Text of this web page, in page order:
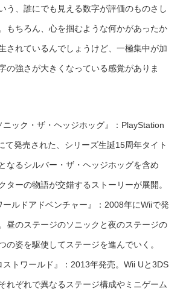
う、誰にでも見える数字が評価のものさし
もちろん、心を掴むような何かがあったか
されているんでしょうけど、一極集中が加
の強さが大きくなっている感覚がありま
ニック・ザ・ヘッジホッグ』：PlayStation
て発売された、シリーズ生誕15周年タイト
なるシルバー・ザ・ヘッジホッグを含め
ターの物語が交錯するストーリーが展開。
ールドアドベンチャー』：2008年にWiiで発
昼のステージのソニックと夜のステージの
の姿を駆使してステージを進んでいく。
ストワールド』：2013年発売。Wii Uと3DS
れぞれで異なるステージ構成やミニゲーム